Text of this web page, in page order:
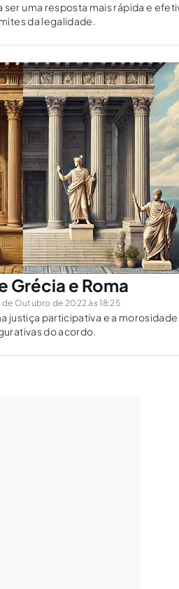
uma resposta mais rápida e
da legalidade.
Grécia e Roma
Outubro de 2022 às 18:25
justiça participativa e a
do acordo.